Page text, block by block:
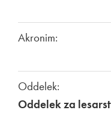
Akronim:
Oddelek:
Oddelek za